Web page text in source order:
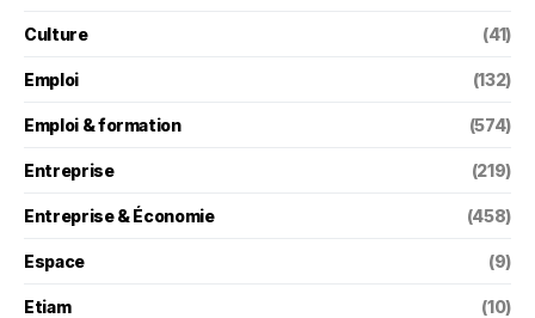
Culture (41)
Emploi (132)
Emploi & formation (574)
Entreprise (219)
Entreprise & Économie (458)
Espace (9)
Etiam (10)